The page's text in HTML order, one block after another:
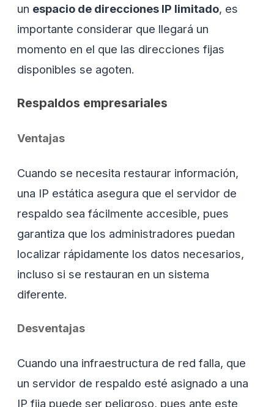
un espacio de direcciones IP limitado, es
importante considerar que llegará un
momento en el que las direcciones fijas
disponibles se agoten.
Respaldos empresariales
Ventajas
Cuando se necesita restaurar información,
una IP estática asegura que el servidor de
respaldo sea fácilmente accesible, pues
garantiza que los administradores puedan
localizar rápidamente los datos necesarios,
incluso si se restauran en un sistema
diferente.
Desventajas
Cuando una infraestructura de red falla, que
un servidor de respaldo esté asignado a una
IP fija puede ser peligroso, pues ante este